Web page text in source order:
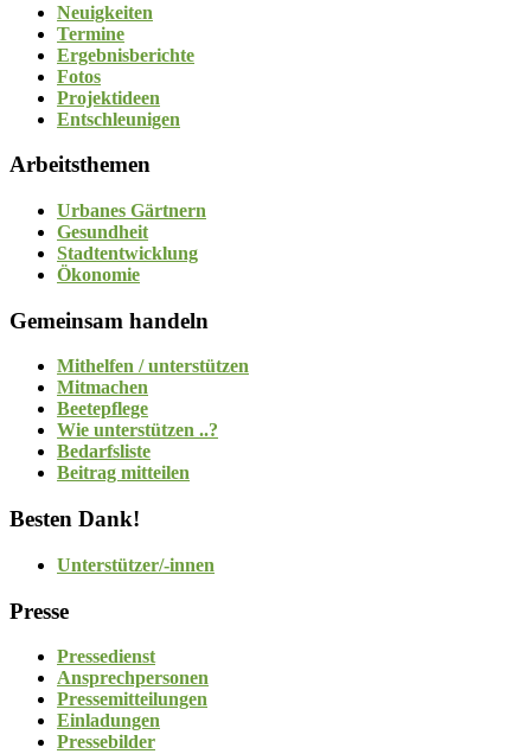
Neuigkeiten
Termine
Ergebnisberichte
Fotos
Projektideen
Entschleunigen
Arbeitsthemen
Urbanes Gärtnern
Gesundheit
Stadtentwicklung
Ökonomie
Gemeinsam handeln
Mithelfen / unterstützen
Mitmachen
Beetepflege
Wie unterstützen ..?
Bedarfsliste
Beitrag mitteilen
Besten Dank!
Unterstützer/-innen
Presse
Pressedienst
Ansprechpersonen
Pressemitteilungen
Einladungen
Pressebilder